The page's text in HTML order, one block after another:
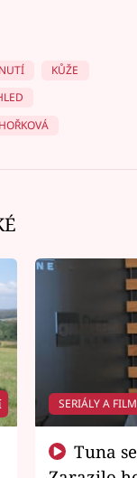
KŮŽE
SERIÁLY A